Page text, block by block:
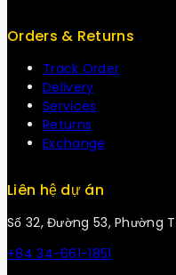
Orders & Returns
Track Order
Delivery
Services
Returns
Exchange
Liên hệ dự án
Số 32, Đường 53, Phường
+84 34-661-1851